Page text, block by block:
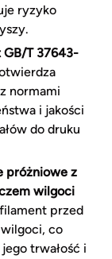
ryzyko
T 37643-
normami
i jakości
do druku
próżniowe z
wilgoci
przed
co
trwałość i